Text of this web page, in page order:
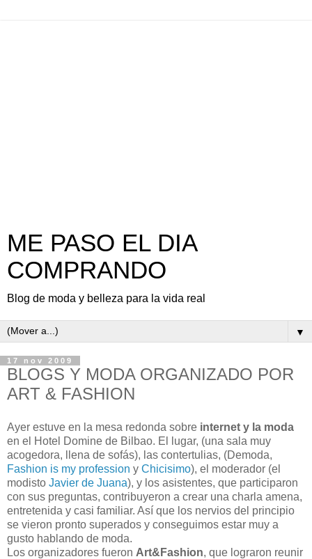
ME PASO EL DIA
COMPRANDO
Blog de moda y belleza para la vida real
▼
17 nov 2009
BLOGS Y MODA ORGANIZADO POR
ART & FASHION
Ayer estuve en la mesa redonda sobre internet y la moda
en el Hotel Domine de Bilbao. El lugar, (una sala muy
acogedora, llena de sofás), las contertulias, (Demoda,
Fashion is my profession y Chicisimo), el moderador (el
modisto Javier de Juana), y los asistentes, que participaron
con sus preguntas, contribuyeron a crear una charla amena,
entretenida y casi familiar. Así que los nervios del principio
se vieron pronto superados y conseguimos estar muy a
gusto hablando de moda.
Los organizadores fueron Art&Fashion, que lograron reunir